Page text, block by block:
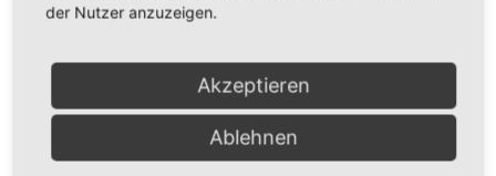
Impressum/AGB
der Nutzer anzuzeigen.
Akzeptieren
Ablehnen